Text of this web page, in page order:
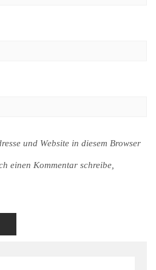
und Website in diesem Browser
einen Kommentar schreibe,